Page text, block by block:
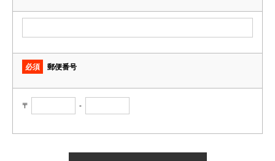
必須 郵便番号
〒 -